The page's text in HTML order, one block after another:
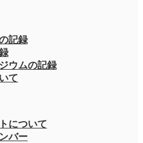
記録
ウムの記録
て
について
バー